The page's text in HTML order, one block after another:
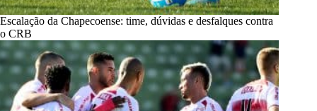
Escalação da Chapecoense: time, dúvidas e desfalques contra
o CRB